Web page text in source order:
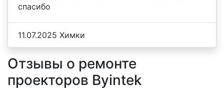
спасибо
11.07.2025 Химки
Отзывы о ремонте
проекторов Byintek